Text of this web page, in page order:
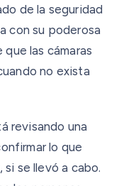
de la seguridad
con su poderosa
que las cámaras
no exista
revisando una
lo que
si se llevó a cabo.